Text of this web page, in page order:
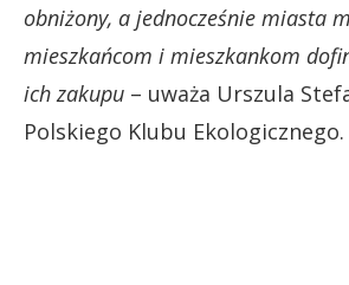
obniżony, a jednocześnie miasta
mieszkańcom i mieszkankom
ich zakupu – uważa Urszula
Polskiego Klubu Ekologicznego.